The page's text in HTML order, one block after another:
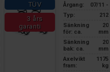
TÜV
3 års
garanti
Årgang:
07/11 -
Typ:
212
Sänkning
för: ca.
20
mm
Sänkning
bak: ca.
20
mm
Axelvikt
fram:
1175
kg